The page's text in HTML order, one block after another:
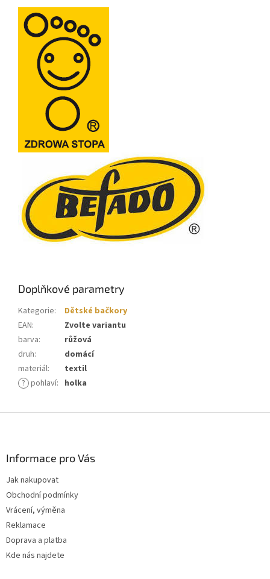
Doplňkové parametry
Kategorie:
Dětské bačkory
EAN:
Zvolte variantu
barva:
růžová
druh:
domácí
materiál:
textil
? pohlaví: holka
Informace pro Vás
Jak nakupovat
Obchodní podmínky
Vrácení, výměna
Reklamace
Doprava a platba
Kde nás najdete